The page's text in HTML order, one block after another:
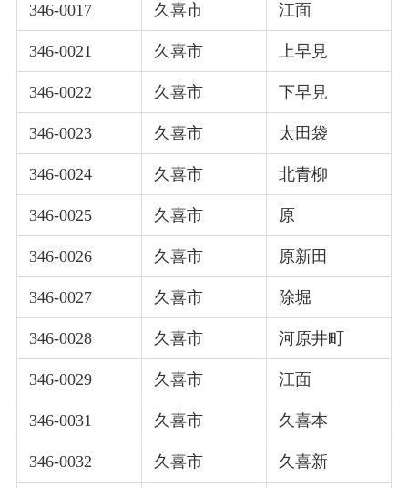
346-0017 久喜市 江面
346-0021 久喜市 上早見
346-0022 久喜市 下早見
346-0023 久喜市 太田袋
346-0024 久喜市 北青柳
346-0025 久喜市 原
346-0026 久喜市 原新田
346-0027 久喜市 除堀
346-0028 久喜市 河原井町
346-0029 久喜市 江面
346-0031 久喜市 久喜本
346-0032 久喜市 久喜新